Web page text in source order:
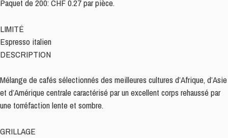
-
Vita,
compatible
Nespresso
Caps
Paquet de 200: CHF 0.27 par pièce.
LIMITÉ
Espresso italien
DESCRIPTION
Mélange de cafés sélectionnés des meilleures cultures d’Afrique, d’Asie
et d’Amérique centrale caractérisé par un excellent corps rehaussé par
une torréfaction lente et sombre.
GRILLAGE